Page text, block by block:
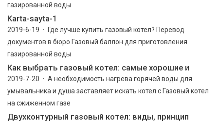
газированной воды
Karta-sayta-1
2019-6-19 · Где лучше купить газовый котел? Перевод
документов в бюро Газовый баллон для приготовления
газированной воды
Как выбрать газовый котел: самые хорошие и
2019-7-20 · А необходимость нагрева горячей воды для
умывальника и душа заставляет искать котел с Газовый котел
на сжиженном газе
Двухконтурный газовый котел: виды, принцип